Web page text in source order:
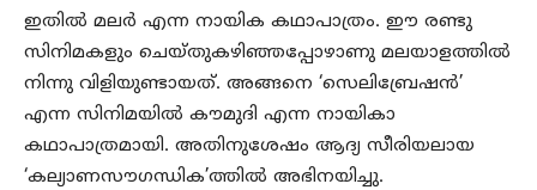
ഇതില്‍ മലര്‍ എന്ന നായിക കഥാപാത്രം. ഈ രണ്ടു
സിനിമകളും ചെയ്തുകഴിഞ്ഞപ്പോഴാണു മലയാളത്തില്‍
നിന്നു വിളിയുണ്ടായത്. അങ്ങനെ ‘സെലിബ്രേഷന്‍’
എന്ന സിനിമയില്‍ കൗമുദി എന്ന നായികാ
കഥാപാത്രമായി. അതിനുശേഷം ആദ്യ സീരിയലായ
‘കല്യാണസൗഗന്ധിക’ത്തില്‍ അഭിനയിച്ചു.